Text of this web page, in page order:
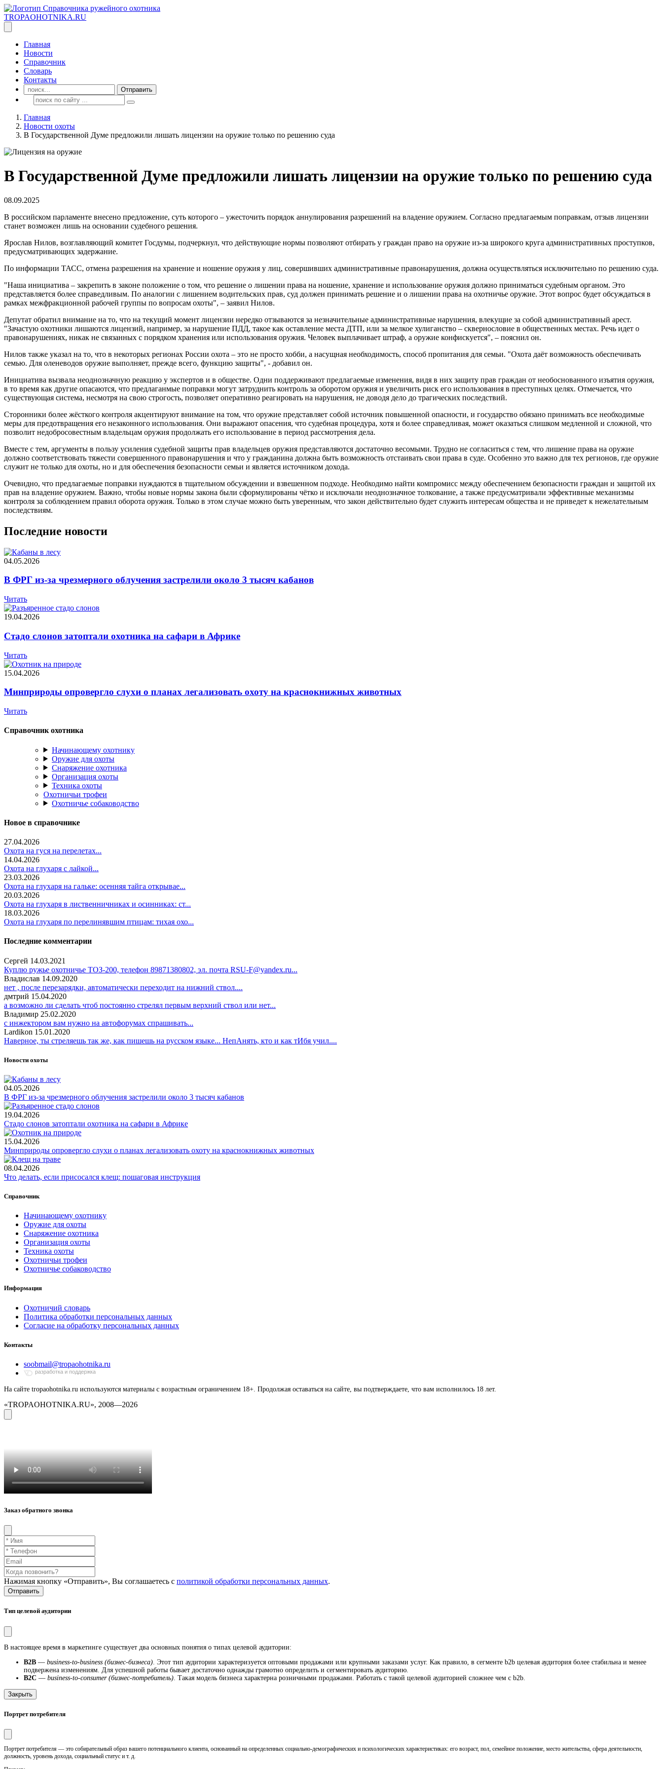
TROPAOHOTNIKA.RU
Главная
Новости
Справочник
Словарь
Контакты
Отправить
Главная
Новости охоты
В Государственной Думе предложили лишать лицензии на оружие только по решению суда
В Государственной Думе предложили лишать лицензии на оружие только по решению суда
08.09.2025
В российском парламенте внесено предложение, суть которого – ужесточить порядок аннулирования разрешений на владение оружием. Согласно предлагаемым поправкам, отзыв лицензии
станет возможен лишь на основании судебного решения.
Ярослав Нилов, возглавляющий комитет Госдумы, подчеркнул, что действующие нормы позволяют отбирать у граждан право на оружие из-за широкого круга административных проступков,
предусматривающих задержание.
По информации ТАСС, отмена разрешения на хранение и ношение оружия у лиц, совершивших административные правонарушения, должна осуществляться исключительно по решению суда.
"Наша инициатива – закрепить в законе положение о том, что решение о лишении права на ношение, хранение и использование оружия должно приниматься судебным органом. Это
представляется более справедливым. По аналогии с лишением водительских прав, суд должен принимать решение и о лишении права на охотничье оружие. Этот вопрос будет обсуждаться в
рамках межфракционной рабочей группы по вопросам охоты", – заявил Нилов.
Депутат обратил внимание на то, что на текущий момент лицензии нередко отзываются за незначительные административные нарушения, влекущие за собой административный арест.
"Зачастую охотники лишаются лицензий, например, за нарушение ПДД, такое как оставление места ДТП, или за мелкое хулиганство – сквернословие в общественных местах. Речь идет о
правонарушениях, никак не связанных с порядком хранения или использования оружия. Человек выплачивает штраф, а оружие конфискуется", – пояснил он.
Нилов также указал на то, что в некоторых регионах России охота – это не просто хобби, а насущная необходимость, способ пропитания для семьи. "Охота даёт возможность обеспечивать
семью. Для оленеводов оружие выполняет, прежде всего, функцию защиты", - добавил он.
Инициатива вызвала неоднозначную реакцию у экспертов и в обществе. Одни поддерживают предлагаемые изменения, видя в них защиту прав граждан от необоснованного изъятия оружия,
в то время как другие опасаются, что предлаганмые поправки могут затруднить контроль за оборотом оружия и увеличить риск его использования в преступных целях. Отмечается, что
существующая система, несмотря на свою строгость, позволяет оперативно реагировать на нарушения, не доводя дело до трагических последствий.
Сторонники более жёсткого контроля акцентируют внимание на том, что оружие представляет собой источник повышенной опасности, и государство обязано принимать все необходимые
меры для предотвращения его незаконного использования. Они выражают опасения, что судебная процедура, хотя и более справедливая, может оказаться слишком медленной и сложной, что
позволит недобросовестным владельцам оружия продолжать его использование в период рассмотрения дела.
Вместе с тем, аргументы в пользу усиления судебной защиты прав владельцев оружия представляются достаточно весомыми. Трудно не согласиться с тем, что лишение права на оружие
должно соответствовать тяжести совершенного правонарушения и что у гражданина должна быть возможность отстаивать свои права в суде. Особенно это важно для тех регионов, где оружие
служит не только для охоты, но и для обеспечения безопасности семьи и является источником дохода.
Очевидно, что предлагаемые поправки нуждаются в тщательном обсуждении и взвешенном подходе. Необходимо найти компромисс между обеспечением безопасности граждан и защитой их
прав на владение оружием. Важно, чтобы новые нормы закона были сформулированы чётко и исключали неоднозначное толкование, а также предусматривали эффективные механизмы
контроля за соблюдением правил оборота оружия. Только в этом случае можно быть уверенным, что закон действительно будет служить интересам общества и не приведет к нежелательным
последствиям.
Последние новости
04.05.2026
В ФРГ из-за чрезмерного облучения застрелили около 3 тысяч кабанов
Читать
19.04.2026
Стадо слонов затоптали охотника на сафари в Африке
Читать
15.04.2026
Минприроды опровергло слухи о планах легализовать охоту на краснокнижных животных
Читать
Справочник охотника
Начинающему охотнику
Оружие для охоты
Снаряжение охотника
Организация охоты
Техника охоты
Охотничьи трофеи
Охотничье собаководство
Новое в справочнике
27.04.2026
Охота на гуся на перелетах...
14.04.2026
Охота на глухаря с лайкой...
23.03.2026
Охота на глухаря на гальке: осенняя тайга открывае...
20.03.2026
Охота на глухаря в лиственничниках и осинниках: ст...
18.03.2026
Охота на глухаря по перелинявшим птицам: тихая охо...
Последние комментарии
Сергей 14.03.2021
Куплю ружье охотничье ТОЗ-200, телефон 89871380802, эл. почта RSU-F@yandex.ru...
Владислав 14.09.2020
нет , после перезарядки, автоматически переходит на нижний ствол....
дмтрий 15.04.2020
а возможно ли сделать чтоб постоянно стрелял первым верхний ствол или нет...
Владимир 25.02.2020
с инжектором вам нужно на автофорумах спрашивать...
Lardikon 15.01.2020
Наверное, ты стреляешь так же, как пишешь на русском языке... НепАнять, кто и как тИбя учил....
Новости охоты
04.05.2026
В ФРГ из-за чрезмерного облучения застрелили около 3 тысяч кабанов
19.04.2026
Стадо слонов затоптали охотника на сафари в Африке
15.04.2026
Минприроды опровергло слухи о планах легализовать охоту на краснокнижных животных
08.04.2026
Что делать, если присосался клещ: пошаговая инструкция
Справочник
Начинающему охотнику
Оружие для охоты
Снаряжение охотника
Организация охоты
Техника охоты
Охотничьи трофеи
Охотничье собаководство
Информация
Охотничий словарь
Политика обработки персональных данных
Согласие на обработку персональных данных
Контакты
soobmail@tropaohotnika.ru
разработка и поддержка
На сайте tropaohotnika.ru используются материалы с возрастным ограничением 18+. Продолжая оставаться на сайте, вы подтверждаете, что вам исполнилось 18 лет.
«TROPAOHOTNIKA.RU», 2008—2026
Заказ обратного звонка
Нажимая кнопку «Отправить», Вы соглашаетесь с политикой обработки персональных данных.
Отправить
Тип целевой аудитории
В настоящее время в маркетинге существует два основных понятия о типах целевой аудитории:
B2B — business-to-business (бизнес-бизнеса) . Этот тип аудитории характеризуется оптовыми продажами или крупными заказами услуг. Как правило, в сегменте b2b целевая аудитория более стабильна и менее
подвержена изменениям. Для успешной работы бывает достаточно однажды грамотно определить и сегментировать аудиторию.
B2C — business-to-consumer (бизнес-потребитель) . Такая модель бизнеса характерна розничными продажами. Работать с такой целевой аудиторией сложнее чем с b2b.
Закрыть
Портрет потребителя
Портрет потребителя — это собирательный образ вашего потенциального клиента, основанный на определенных социально-демографических и психологических характеристиках: его возраст, пол, семейное положение, место жительства, сфера деятельности,
должность, уровень дохода, социальный статус и т. д.